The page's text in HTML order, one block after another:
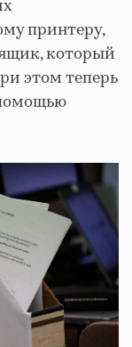
принтеру,
который
этом теперь